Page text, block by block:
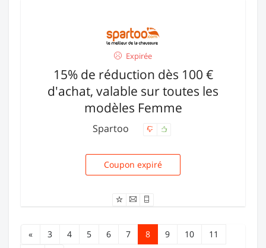
Expirée
15% de réduction dès 100 €
d'achat, valable sur toutes les
modèles Femme
Spartoo
REDUCFEMME5
Coupon expiré
« 3 4 5 6 7 8 9 10
11